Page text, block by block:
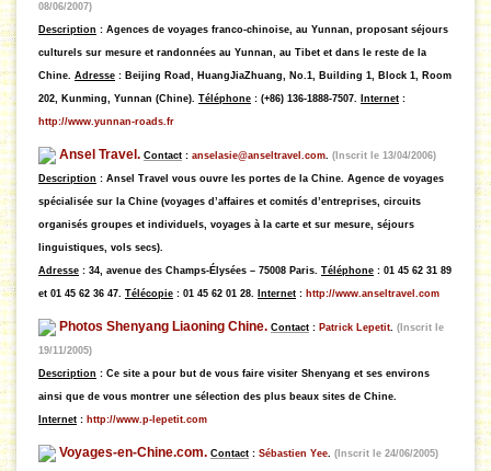
08/06/2007)
Description : Agences de voyages franco-chinoise, au Yunnan, proposant séjours
culturels sur mesure et randonnées au Yunnan, au Tibet et dans le reste de la
Chine. Adresse : Beijing Road, HuangJiaZhuang, No.1, Building 1, Block 1, Room
202, Kunming, Yunnan (Chine). Téléphone : (+86) 136-1888-7507. Internet :
http://www.yunnan-roads.fr
Ansel Travel. Contact : anselasie@anseltravel.com. (Inscrit le 13/04/2006)
Description : Ansel Travel vous ouvre les portes de la Chine. Agence de voyages
spécialisée sur la Chine (voyages d’affaires et comités d’entreprises, circuits
organisés groupes et individuels, voyages à la carte et sur mesure, séjours
linguistiques, vols secs).
Adresse : 34, avenue des Champs-Élysées – 75008 Paris. Téléphone : 01 45 62 31 89
et 01 45 62 36 47. Télécopie : 01 45 62 01 28. Internet : http://www.anseltravel.com
Photos Shenyang Liaoning Chine. Contact : Patrick Lepetit. (Inscrit le
19/11/2005)
Description : Ce site a pour but de vous faire visiter Shenyang et ses environs
ainsi que de vous montrer une sélection des plus beaux sites de Chine.
Internet : http://www.p-lepetit.com
Voyages-en-Chine.com. Contact : Sébastien Yee. (Inscrit le 24/06/2005)